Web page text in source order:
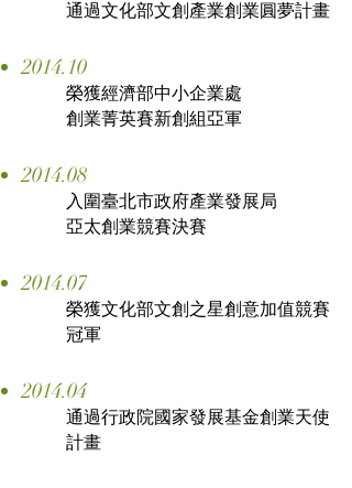
通過文化部文創產業創業圓夢計畫
2014.10
榮獲經濟部中小企業處
創業菁英賽新創組亞軍
2014.08
入圍臺北市政府產業發展局
亞太創業競賽決賽
2014.07
榮獲文化部文創之星創意加值競賽
冠軍
2014.04
通過行政院國家發展基金創業天使
計畫